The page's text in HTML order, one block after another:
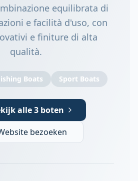
equilibrata di
e facilità d'uso, con
e finiture di alta
qualità.
Boats Sport Boats
alle 3 boten
bezoeken